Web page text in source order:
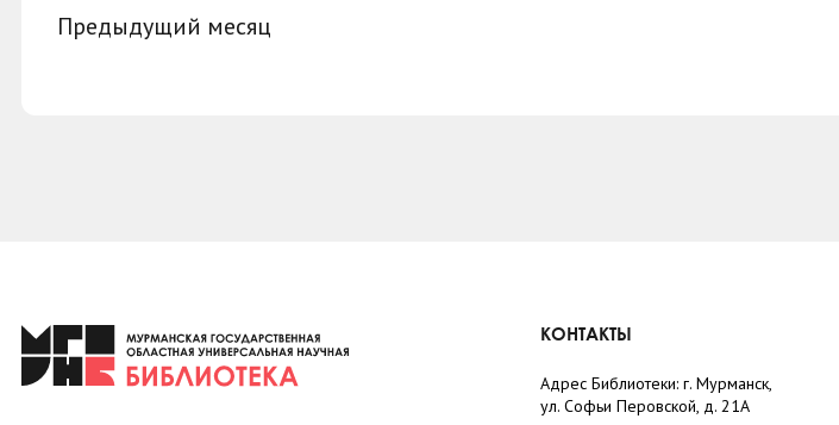
Предыдущий месяц
КОНТАКТЫ
Адрес Библиотеки: г. Мурманск,
ул. Софьи Перовской, д. 21А